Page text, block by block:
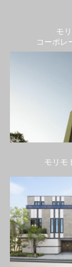
モ
コーポレ
モリモ